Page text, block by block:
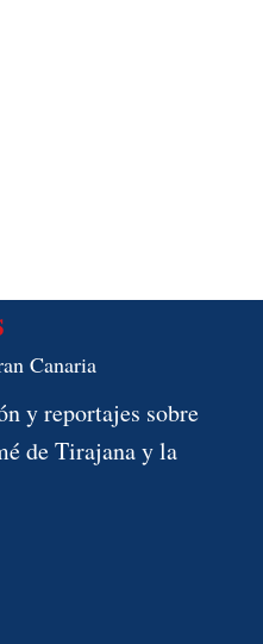
Canaria
y reportajes sobre
de Tirajana y la